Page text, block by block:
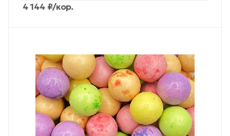
4 144 ₽/кор.